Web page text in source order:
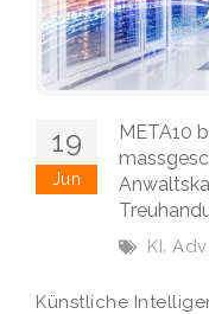
19
Jun
META10
KI,
Künstliche